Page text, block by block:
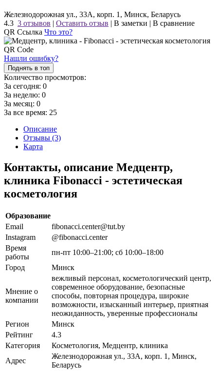
Железнодорожная ул., 33А, корп. 1, Минск, Беларусь
4.3 3 отзывов | Оставить отзыв | В заметки | В сравнение
QR Ссылка Что это?
Нашли ошибку?
Поднять в топ
Количество просмотров:
За сегодня: 0
За неделю: 0
За месяц: 0
За все время: 25
Описание
Отзывы (3)
Карта
Контакты, описание Медцентр,
клиника Fibonacci - эстетическая
косметология
Образование
Email
fibonacci.center@tut.by
Instagram
@fibonacci.center
Время
работы
пн-пт 10:00–21:00; сб 10:00–18:00
Город
Минск
Мнение о
компании
вежливый персонал, косметологический центр,
современное оборудование, безопасные
способы, повторная процедура, широкие
возможности, изысканный интерьер, приятная
неожиданность, уверенные профессионалы
Регион
Минск
Рейтинг
4.3
Категория
Косметология, Медцентр, клиника
Адрес
Железнодорожная ул., 33А, корп. 1, Минск,
Беларусь